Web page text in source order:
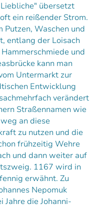
übersetzt
ein reißender Strom.
Waschen und
entlang der Loisach
und
kann man
Untermarkt zur
Entwicklung
verändert
Straßennamen wie
an diese
zu nutzen und die
frühzeitig Wehre
und dann weiter auf
1167 wird in
erwähnt. Zu
Nepomuk
die Johanni-